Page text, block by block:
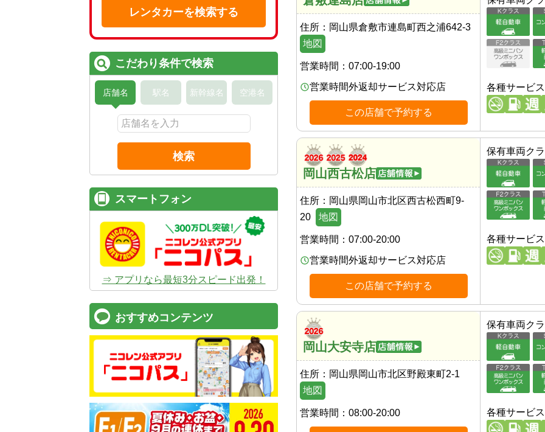
住所： 岡山県倉敷市連島町西之浦642-3
地図
営業時間： 07:00-19:00
営業時間外返却サービス対応店
この店舗で予約する
各種サービス
岡山西古松店
住所： 岡山県岡山市北区西古松西町9-
20
地図
営業時間： 07:00-20:00
営業時間外返却サービス対応店
この店舗で予約する
保有車両ク
各種サービス
岡山大安寺店
住所： 岡山県岡山市北区野殿東町2-1
地図
営業時間： 08:00-20:00
保有車両ク
各種サービス
レンタカーを検索する
こだわり条件で検索
店舗名 駅名 新幹線名 空港名
検索
スマートフォン
⇒ アプリなら最短3分スピード出発！
おすすめコンテンツ